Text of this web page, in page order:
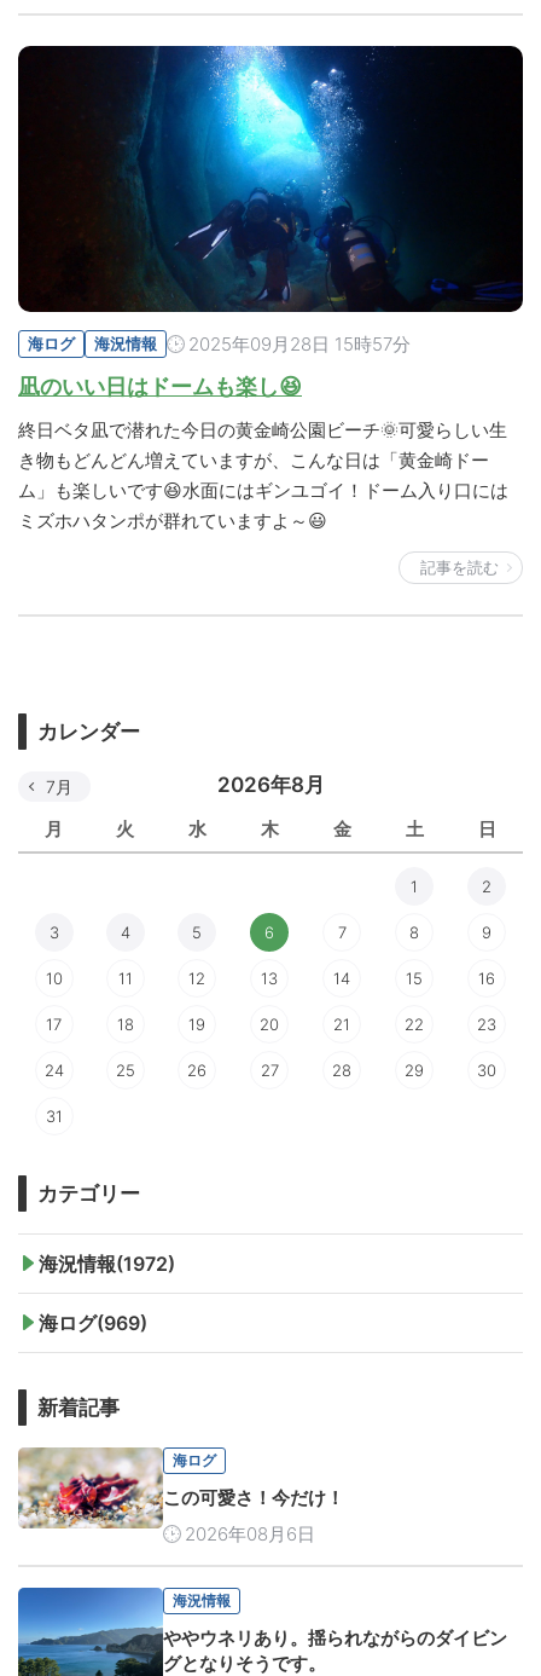
海ログ 海況情報 2025年09月28日 15時57分
凪のいい日はドームも楽し😆
終日ベタ凪で潜れた今日の黄金崎公園ビーチ🌞可愛らしい生
き物もどんどん増えていますが、こんな日は「黄金崎ドー
ム」も楽しいです😆水面にはギンユゴイ！ドーム入り口には
ミズホハタンポが群れていますよ～😃
記事を読む
カレンダー
2026年8月
月 火 水 木 金 土 日
7月
1 2
3 4 5 6 7 8 9
10 11 12 13 14 15 16
17 18 19 20 21 22 23
24 25 26 27 28 29 30
31
カテゴリー
海況情報(1972)
海ログ(969)
新着記事
海ログ
この可愛さ！今だけ！
2026年08月6日
海況情報
ややウネリあり。揺られながらのダイビン
グとなりそうです。